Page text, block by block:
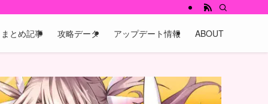
まとめ記事 攻略データ アップデート情報 ABOUT